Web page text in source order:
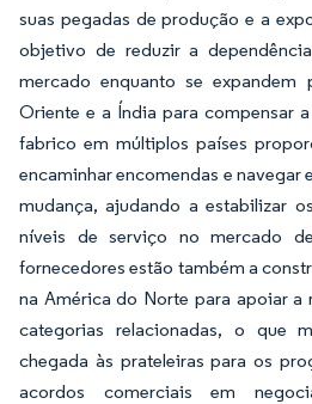
suas pegadas de produção e a
objetivo de reduzir a
mercado enquanto se
Oriente e a Índia para compensar
fabrico em múltiplos países
encaminhar encomendas e navegar
mudança, ajudando a estabilizar
níveis de serviço no mercado
fornecedores estão também a
na América do Norte para apoiar a
categorias relacionadas, o que
chegada às prateleiras para os
acordos comerciais em